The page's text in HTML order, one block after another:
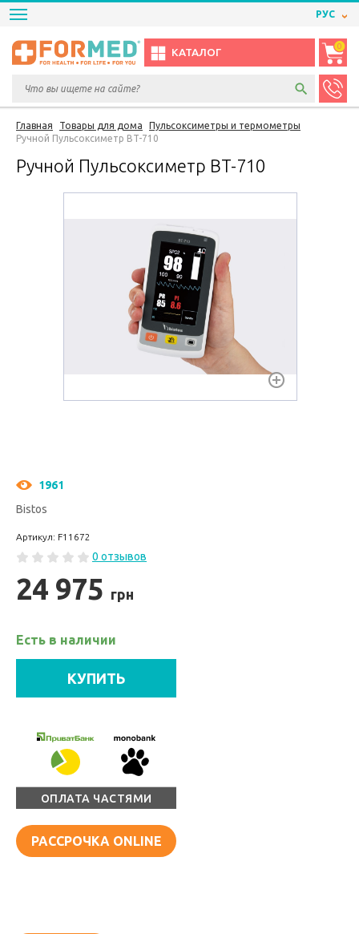
РУС
КАТАЛОГ
0
Главная Товары для дома
Пульсоксиметры и термометры
Ручной Пульсоксиметр BT-710
Ручной Пульсоксиметр BT-710
1961
Bistos
Артикул: F11672
0 отзывов
24 975 грн
Есть в наличии
КУПИТЬ
ОПЛАТА ЧАСТЯМИ
РАССРОЧКА ONLINE